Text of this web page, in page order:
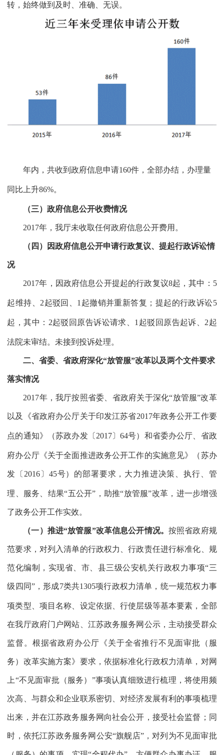
转，始终做到及时、准确、无误。
年内，共收到政府信息申请160件，全部办结，办理量
同比上升86%。
（三）政府信息公开收费情况
2017年，我厅未收取任何政府信息公开费用。
（四）因政府信息公开申请行政复议、提起行政诉讼情
况
2017年，因政府信息公开提起的行政复议8起，其中： 5
起维持、 2起驳回、 1 起撤销并重新答复；提起的行政诉讼5
起，其中： 2起驳回原告诉讼请求、 1 起驳回原告起诉、 2起
法院未审结。未接到投诉处理。
二、省委、省政府深化“放管服”改革以及两个文件要求
落实情况
2017年，我厅按照省委、省政府关于深化“放管服”改革
以及《省政府办公厅关于印发江苏省2017年政务公开工作要
点的通知》（苏政办发〔 2017〕64号）和省委办公厅、省政
府办公厅《关于全面推进政务公开工作的实施意见》（苏办
发〔 2016 〕 45号）的部署要求，大力推进决策、执行、管
理、服务、结果“五公开”，助推“放管服”改革，进一步增强
了政务公开工作实效。
（一）推进“放管服”改革信息公开情况。 按照省政府规
范要求，对列入清单的行政权力、行政责任进行标准化、规
范化编制，实现省、市、县三级公安机关行政权力事项“三
级四同”，形成7类共1305项行政权力清单，统一规范权力事
项类型、项目名称、设定依据、行使层级等基本要素，全部
在我厅政府门户网站、江苏政务服务网公示，主动接受群众
监督。根据省政府办公厅《关于全省推行不见面审批（服
务）改革实施方案》要求，依据标准化行政权力清单，对网
上“不见面审批（服务）”事项认真细致进行梳理，将使用频
次高、与群众和企业联系密切、对经济发展有利的事项梳理
出来，并在江苏政务服务网向社会公开，接受社会监督；同
时，依托江苏政务服务网公安“旗舰店”，对列为不见面审批